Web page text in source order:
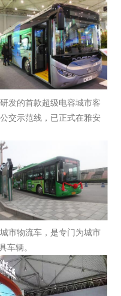
发的首款超级电容城市客
交示范线，已正式在雅安
市物流车，是专门为城市
车辆。